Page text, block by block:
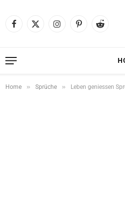
Facebook
X
InstagramPinterestReddit
Home » Sprüche » Leben geniessen